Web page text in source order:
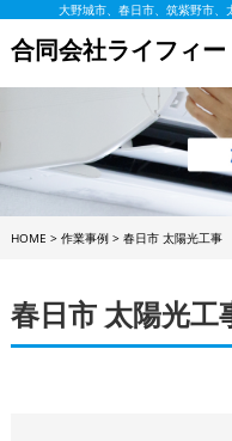
大野城市、春日市、筑紫野市
合同会社ライフィー
HOME > 作業事例> 春日市 太陽光工事
春日市 太陽光工